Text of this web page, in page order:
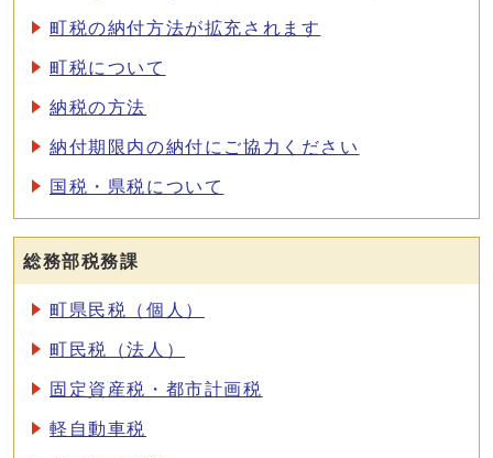
町税の納付方法が拡充されます
町税について
納税の方法
納付期限内の納付にご協力ください
国税・県税について
総務部税務課
町県民税（個人）
町民税（法人）
固定資産税・都市計画税
軽自動車税